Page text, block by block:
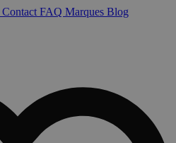
Contact FAQ Marques Blog